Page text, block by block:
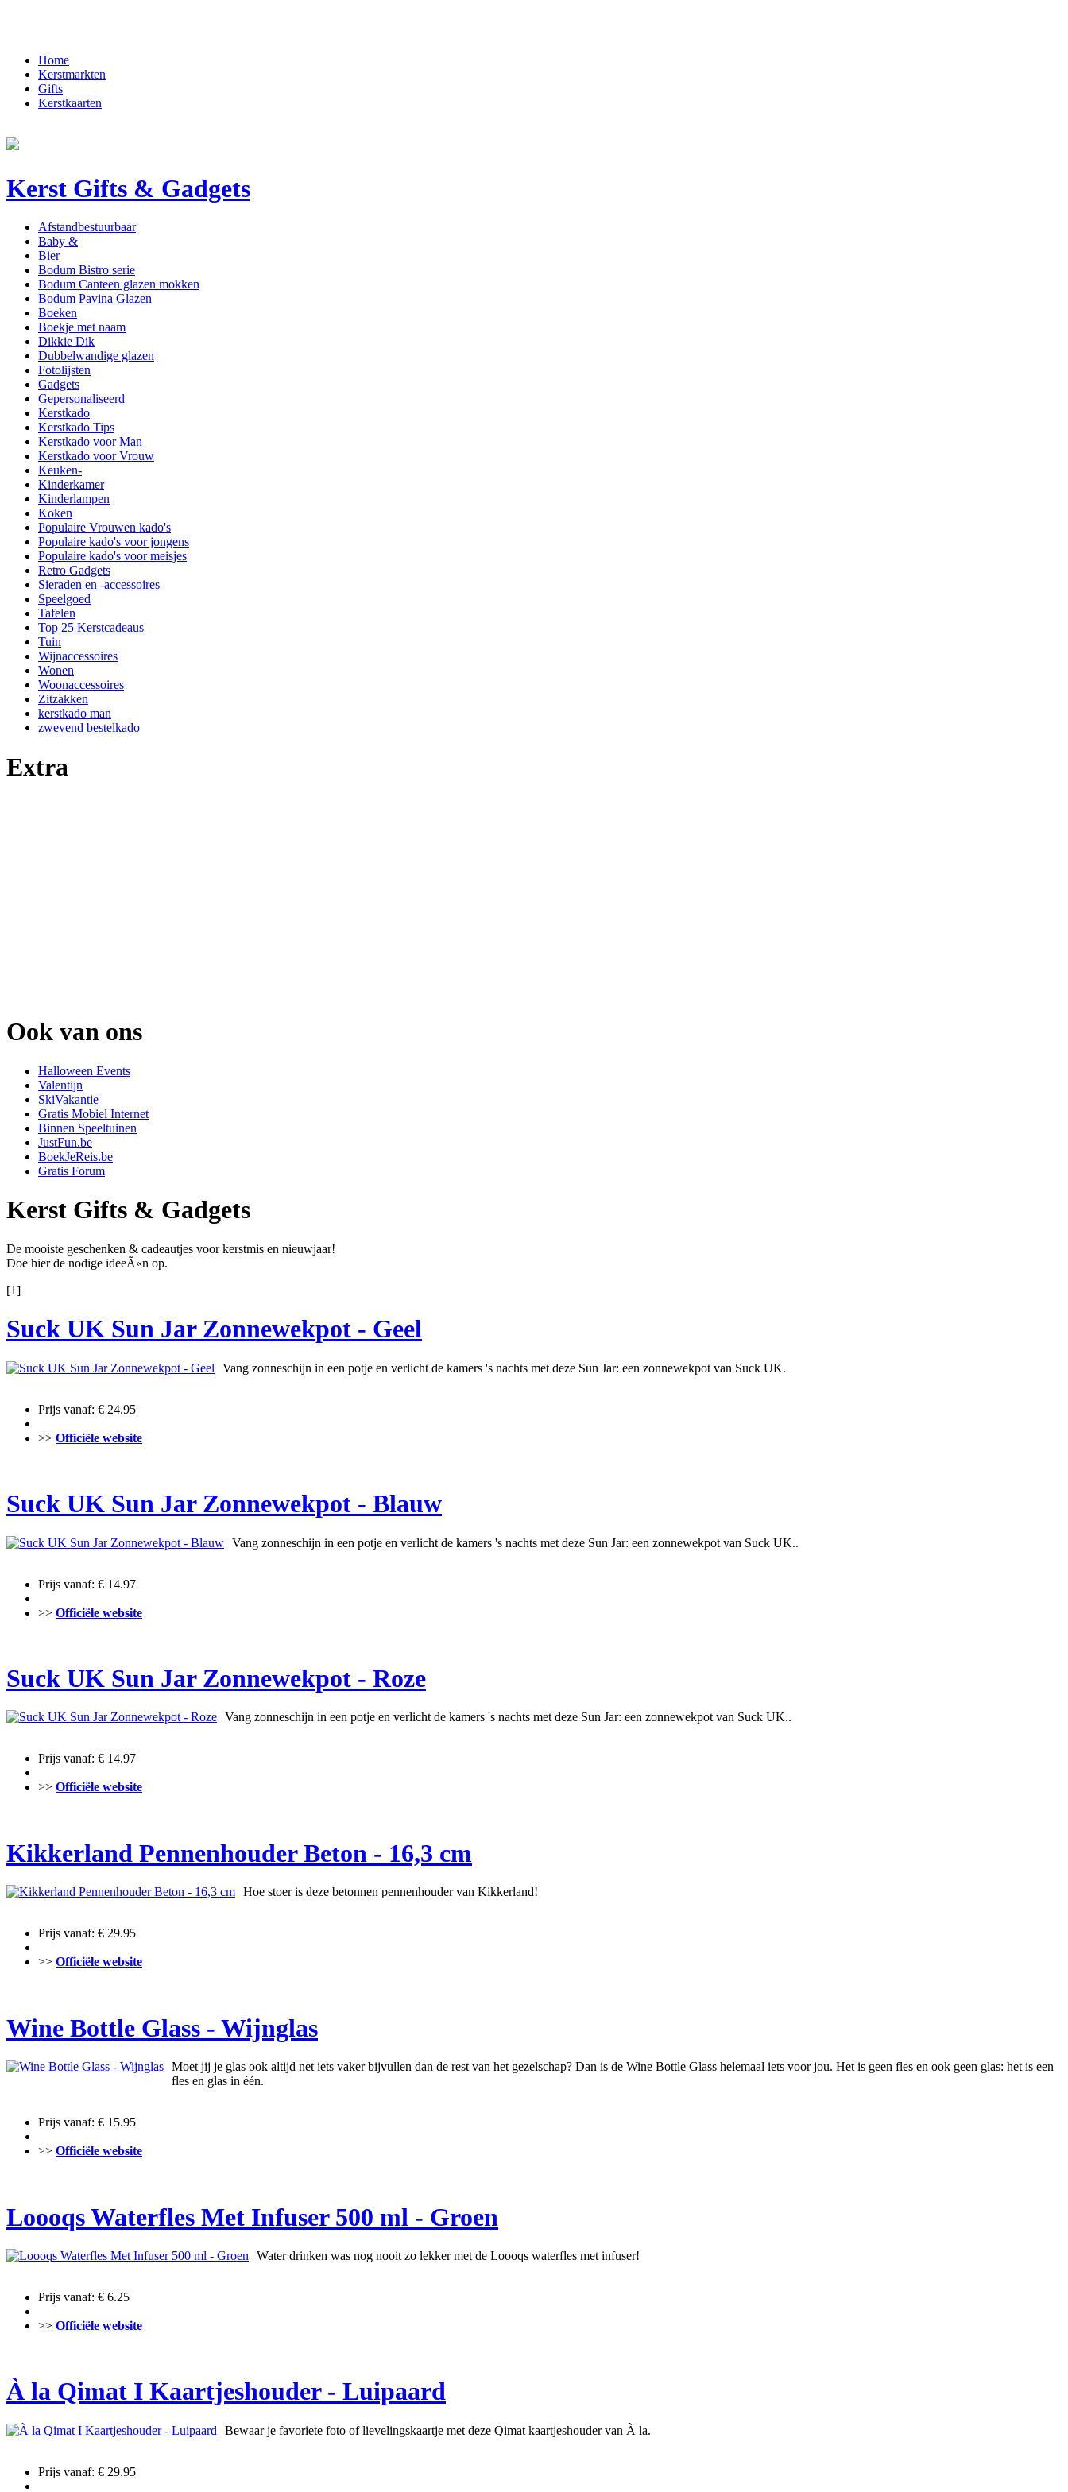
Home
Kerstmarkten
Gifts
Kerstkaarten
Kerst Gifts & Gadgets
Afstandbestuurbaar
Baby &
Bier
Bodum Bistro serie
Bodum Canteen glazen mokken
Bodum Pavina Glazen
Boeken
Boekje met naam
Dikkie Dik
Dubbelwandige glazen
Fotolijsten
Gadgets
Gepersonaliseerd
Kerstkado
Kerstkado Tips
Kerstkado voor Man
Kerstkado voor Vrouw
Keuken-
Kinderkamer
Kinderlampen
Koken
Populaire Vrouwen kado's
Populaire kado's voor jongens
Populaire kado's voor meisjes
Retro Gadgets
Sieraden en -accessoires
Speelgoed
Tafelen
Top 25 Kerstcadeaus
Tuin
Wijnaccessoires
Wonen
Woonaccessoires
Zitzakken
kerstkado man
zwevend bestelkado
Extra
Ook van ons
Halloween Events
Valentijn
SkiVakantie
Gratis Mobiel Internet
Binnen Speeltuinen
JustFun.be
BoekJeReis.be
Gratis Forum
Kerst Gifts & Gadgets
De mooiste geschenken & cadeautjes voor kerstmis en nieuwjaar!
Doe hier de nodige ideeÃ«n op.
[1]
Suck UK Sun Jar Zonnewekpot - Geel
Vang zonneschijn in een potje en verlicht de kamers 's nachts met deze Sun Jar: een zonnewekpot van Suck UK.
Prijs vanaf: € 24.95
>> Officiële website
Suck UK Sun Jar Zonnewekpot - Blauw
Vang zonneschijn in een potje en verlicht de kamers 's nachts met deze Sun Jar: een zonnewekpot van Suck UK..
Prijs vanaf: € 14.97
>> Officiële website
Suck UK Sun Jar Zonnewekpot - Roze
Vang zonneschijn in een potje en verlicht de kamers 's nachts met deze Sun Jar: een zonnewekpot van Suck UK..
Prijs vanaf: € 14.97
>> Officiële website
Kikkerland Pennenhouder Beton - 16,3 cm
Hoe stoer is deze betonnen pennenhouder van Kikkerland!
Prijs vanaf: € 29.95
>> Officiële website
Wine Bottle Glass - Wijnglas
Moet jij je glas ook altijd net iets vaker bijvullen dan de rest van het gezelschap? Dan is de Wine Bottle Glass helemaal iets voor jou. Het is geen fles en ook geen glas: het is een
fles en glas in één.
Prijs vanaf: € 15.95
>> Officiële website
Loooqs Waterfles Met Infuser 500 ml - Groen
Water drinken was nog nooit zo lekker met de Loooqs waterfles met infuser!
Prijs vanaf: € 6.25
>> Officiële website
À la Qimat I Kaartjeshouder - Luipaard
Bewaar je favoriete foto of lievelingskaartje met deze Qimat kaartjeshouder van À la.
Prijs vanaf: € 29.95